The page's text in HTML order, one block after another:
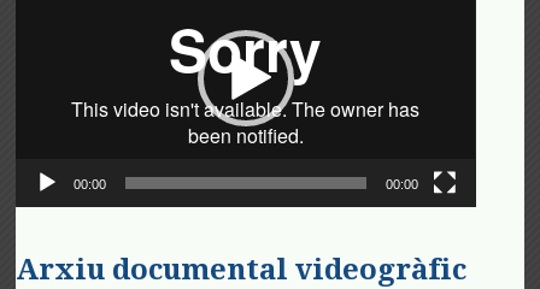
00:00 00:00
Arxiu documental videogràfic